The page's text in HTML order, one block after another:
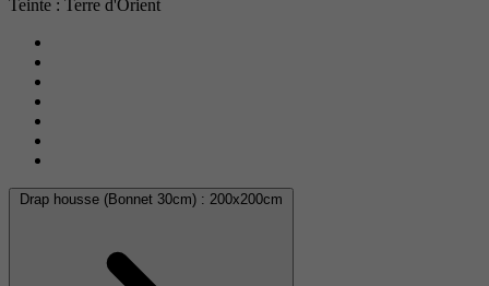
Teinte : Terre d'Orient
Drap housse (Bonnet 30cm) : 200x200cm